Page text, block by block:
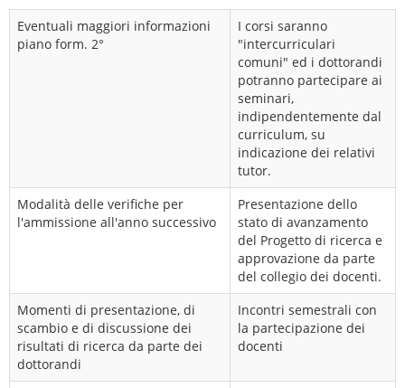
Eventuali maggiori informazioni
piano form. 2°
I corsi saranno
"intercurriculari
comuni" ed i dottorandi
potranno partecipare ai
seminari,
indipendentemente dal
curriculum, su
indicazione dei relativi
tutor.
Modalità delle verifiche per
l'ammissione all'anno successivo
Presentazione dello
stato di avanzamento
del Progetto di ricerca e
approvazione da parte
del collegio dei docenti.
Momenti di presentazione, di
scambio e di discussione dei
risultati di ricerca da parte dei
dottorandi
Incontri semestrali con
la partecipazione dei
docenti